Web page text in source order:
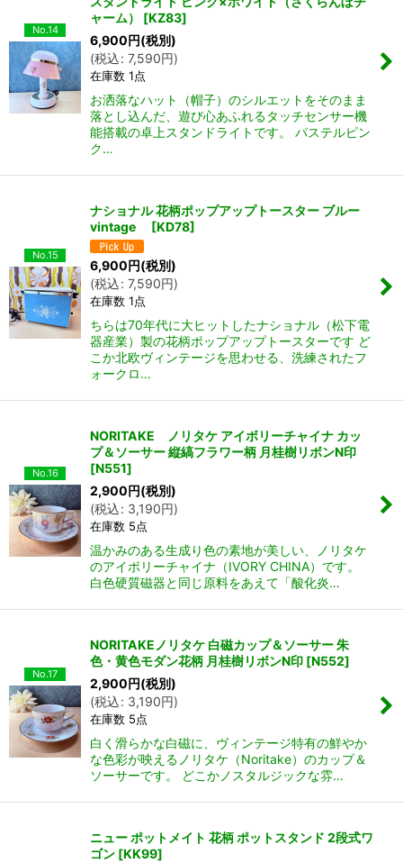
No.14
ャーム）
[KZ83]
6,900円(税別)
(税込: 7,590円)
在庫数 1点
お洒落なハット（帽子）のシルエットをそのまま
落とし込んだ、遊び心あふれるタッチセンサー機
能搭載の卓上スタンドライトです。 パステルピン
ク…
No.15
ナショナル 花柄ポップアップトースター ブルー
vintage
[KD78]
6,900円(税別)
(税込: 7,590円)
在庫数 1点
ちらは70年代に大ヒットしたナショナル（松下電
器産業）製の花柄ポップアップトースターです ど
こか北欧ヴィンテージを思わせる、洗練されたフ
ォークロ…
No.16
NORITAKE ノリタケ アイボリーチャイナ カッ
プ＆ソーサー 縦縞フラワー柄 月桂樹リボンN印
[N551]
2,900円(税別)
(税込: 3,190円)
在庫数 5点
温かみのある生成り色の素地が美しい、ノリタケ
のアイボリーチャイナ（IVORY CHINA）です。
白色硬質磁器と同じ原料をあえて「酸化炎…
No.17
NORITAKEノリタケ 白磁カップ＆ソーサー 朱
色・黄色モダン花柄 月桂樹リボンN印 [N552]
2,900円(税別)
(税込: 3,190円)
在庫数 5点
白く滑らかな白磁に、ヴィンテージ特有の鮮やか
な色彩が映えるノリタケ（Noritake）のカップ＆
ソーサーです。 どこかノスタルジックな雰…
ニュー ポットメイト 花柄 ポットスタンド 2段式ワ
ゴン [KK99]